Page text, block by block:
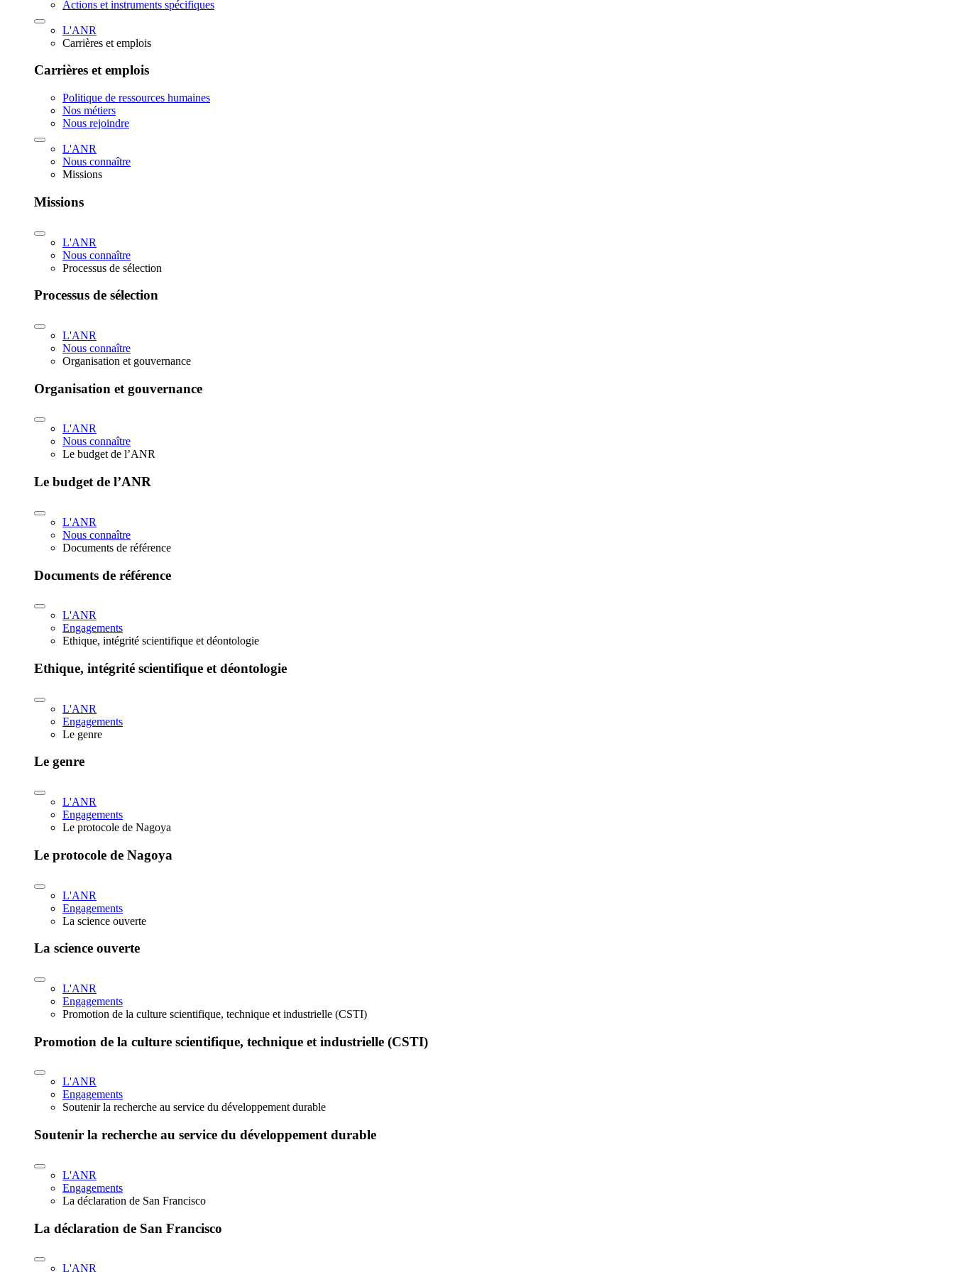
Actions et instruments spécifiques
L'ANR
Carrières et emplois
Carrières et emplois
Politique de ressources humaines
Nos métiers
Nous rejoindre
L'ANR
Nous connaître
Missions
Missions
L'ANR
Nous connaître
Processus de sélection
Processus de sélection
L'ANR
Nous connaître
Organisation et gouvernance
Organisation et gouvernance
L'ANR
Nous connaître
Le budget de l’ANR
Le budget de l’ANR
L'ANR
Nous connaître
Documents de référence
Documents de référence
L'ANR
Engagements
Ethique, intégrité scientifique et déontologie
Ethique, intégrité scientifique et déontologie
L'ANR
Engagements
Le genre
Le genre
L'ANR
Engagements
Le protocole de Nagoya
Le protocole de Nagoya
L'ANR
Engagements
La science ouverte
La science ouverte
L'ANR
Engagements
Promotion de la culture scientifique, technique et industrielle (CSTI)
Promotion de la culture scientifique, technique et industrielle (CSTI)
L'ANR
Engagements
Soutenir la recherche au service du développement durable
Soutenir la recherche au service du développement durable
L'ANR
Engagements
La déclaration de San Francisco
La déclaration de San Francisco
L'ANR